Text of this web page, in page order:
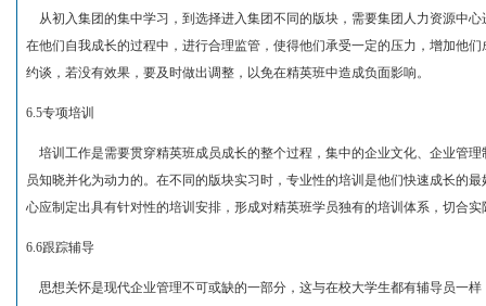
从初入集团的集中学习，到选择进入集团不同的版块，需要集团人力资源中
在他们自我成长的过程中，进行合理监管，使得他们承受一定的压力，增加他
约谈，若没有效果，要及时做出调整，以免在精英班中造成负面影响。
6.5专项培训
培训工作是需要贯穿精英班成员成长的整个过程，集中的企业文化、企业管
员知晓并化为动力的。在不同的版块实习时，专业性的培训是他们快速成长的
心应制定出具有针对性的培训安排，形成对精英班学员独有的培训体系，切合
6.6跟踪辅导
思想关怀是现代企业管理不可或缺的一部分，这与在校大学生都有辅导员一